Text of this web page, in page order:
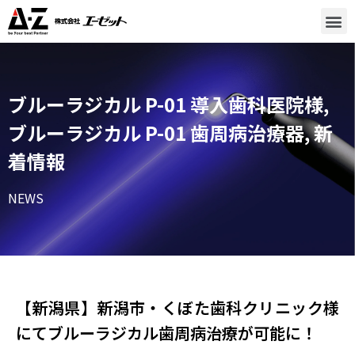
ブルーラジカル P-01 導入歯科医院様,
ブルーラジカル P-01 歯周病治療器,新
着情報
NEWS
【新潟県】新潟市・くぼた歯科クリニック様
にてブルーラジカル歯周病治療が可能に！